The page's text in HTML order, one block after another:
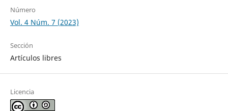
Número
Vol. 4 Núm. 7 (2023)
Sección
Artículos libres
Licencia